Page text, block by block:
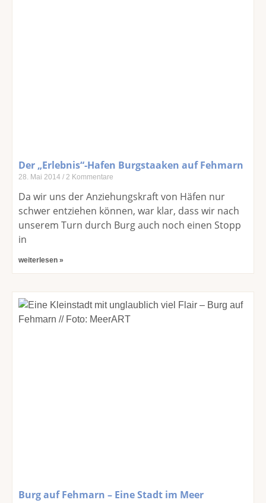
Der „Erlebnis“-Hafen Burgstaaken auf Fehmarn
28. Mai 2014 2 Kommentare
Da wir uns der Anziehungskraft von Häfen nur
schwer entziehen können, war klar, dass wir nach
unserem Turn durch Burg auch noch einen Stopp
in
weiterlesen »
Burg auf Fehmarn – Eine Stadt im Meer